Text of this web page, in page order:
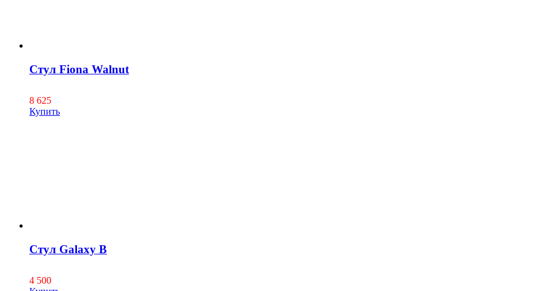
Стул Fiona Walnut
8 625
Купить
Стул Galaxy B
4 500